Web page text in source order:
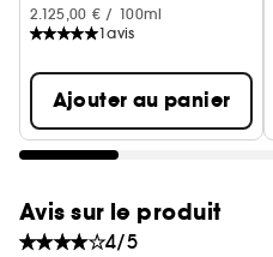
2.125,00 € / 100ml
1avis
Ajouter au panier
Avis sur le produit
4/5